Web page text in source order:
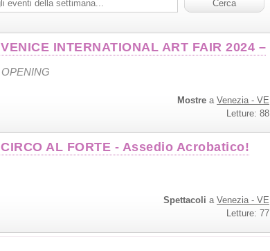
VENICE INTERNATIONAL ART FAIR 2024 –
OPENING
Mostre a Venezia - VE
Letture: 88
CIRCO AL FORTE - Assedio Acrobatico!
Spettacoli a Venezia - VE
Letture: 77